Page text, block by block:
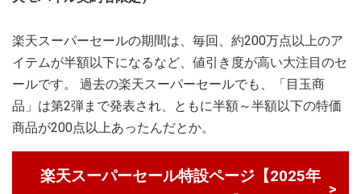
楽天スーパーセールの期間は、毎回、約200万点以上のア
イテムが半額以下になるなど、値引き度が高い大注目のセ
ールです。 過去の楽天スーパーセールでも、「目玉商
品」は第2弾まで発表され、ともに半額～半額以下の特価
商品が200点以上あったんだとか。
楽天スーパーセール特設ページ【2025年